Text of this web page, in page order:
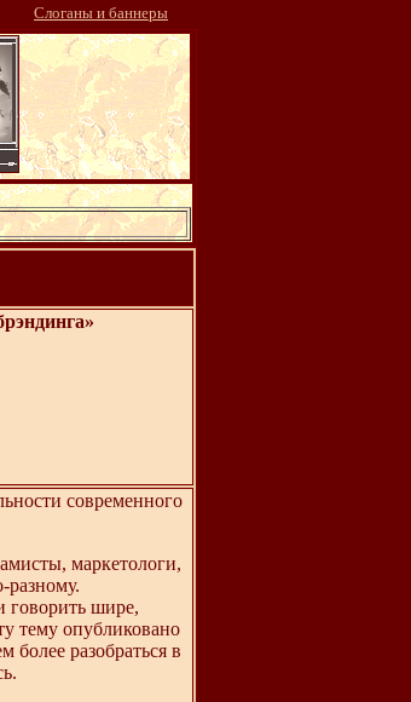
Слоганы и баннеры
современного
маркетологи,
разному.
говорить шире,
тему опубликовано
более разобраться в